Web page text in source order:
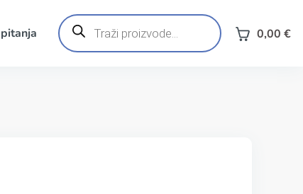
Products
search 0,00 €